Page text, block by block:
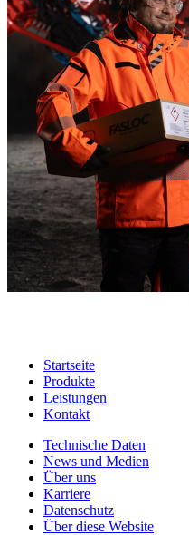
Startseite
Produkte
Leistungen
Kontakt
Technische Daten
News und Medien
Über uns
Karriere
Datenschutz
Über diese Website